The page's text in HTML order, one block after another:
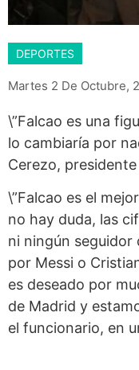
DEPORTES
Martes 2 De Octubre,
\”Falcao es una
lo cambiaría por
Cerezo, presidente
\”Falcao es el
no hay duda, las
ni ningún seguidor
por Messi o
es deseado por
de Madrid y
el funcionario, en